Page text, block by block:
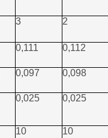
3 2
0,111 0,112
0,097 0,098
0,025 0,025
10 10